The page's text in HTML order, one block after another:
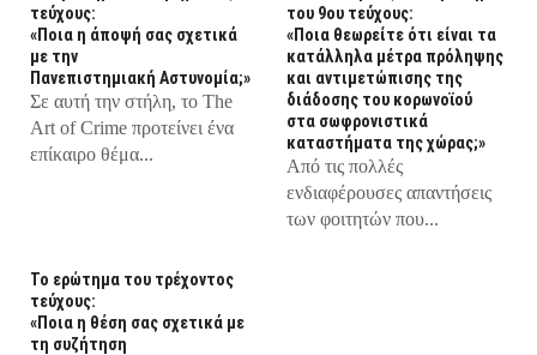
τεύχους:
«Ποια η άποψή σας σχετικά
με την
Πανεπιστημιακή Αστυνομία;»
Σε αυτή την στήλη, τo The
Art of Crime προτείνει ένα
επίκαιρο θέμα...
του 9ου τεύχους:
«Ποια θεωρείτε ότι είναι τα
κατάλληλα μέτρα πρόληψης
και αντιμετώπισης της
διάδοσης του κορωνοϊού
στα σωφρονιστικά
καταστήματα της χώρας;»
Από τις πολλές
ενδιαφέρουσες απαντήσεις
των φοιτητών που...
Το ερώτημα του τρέχοντος
τεύχους:
«Ποια η θέση σας σχετικά με
τη συζήτηση